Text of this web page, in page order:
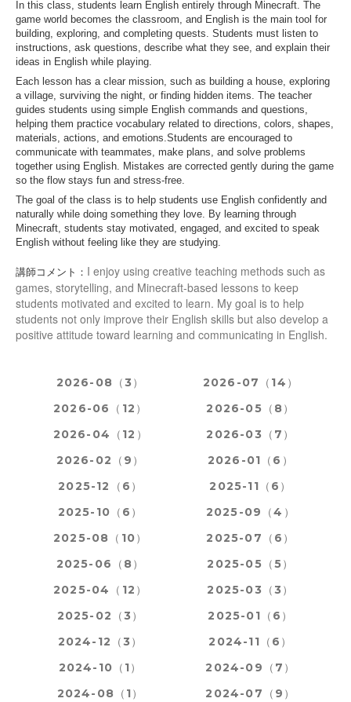
In this class, students learn English entirely through Minecraft. The
game world becomes the classroom, and English is the main tool for
building, exploring, and completing quests. Students must listen to
instructions, ask questions, describe what they see, and explain their
ideas in English while playing.
Each lesson has a clear mission, such as building a house, exploring
a village, surviving the night, or finding hidden items. The teacher
guides students using simple English commands and questions,
helping them practice vocabulary related to directions, colors, shapes,
materials, actions, and emotions.Students are encouraged to
communicate with teammates, make plans, and solve problems
together using English. Mistakes are corrected gently during the game
so the flow stays fun and stress-free.
The goal of the class is to help students use English confidently and
naturally while doing something they love. By learning through
Minecraft, students stay motivated, engaged, and excited to speak
English without feeling like they are studying.
講師コメント： I enjoy using creative teaching methods such as
games, storytelling, and Minecraft-based lessons to keep
students motivated and excited to learn. My goal is to help
students not only improve their English skills but also develop a
positive attitude toward learning and communicating in English.
2026-08（3）
2026-07（14）
2026-06（12）
2026-05（8）
2026-04（12）
2026-03（7）
2026-02（9）
2026-01（6）
2025-12（6）
2025-11（6）
2025-10（6）
2025-09（4）
2025-08（10）
2025-07（6）
2025-06（8）
2025-05（5）
2025-04（12）
2025-03（3）
2025-02（3）
2025-01（6）
2024-12（3）
2024-11（6）
2024-10（1）
2024-09（7）
2024-08（1）
2024-07（9）